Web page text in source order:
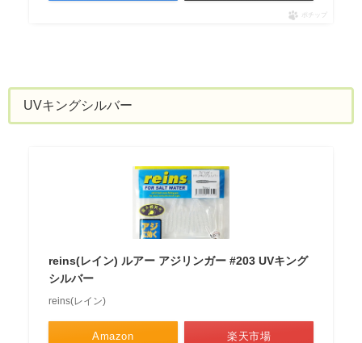
ポチップ
UVキングシルバー
reins(レイン) ルアー アジリンガー #203 UVキング
シルバー
reins(レイン)
Amazon 楽天市場